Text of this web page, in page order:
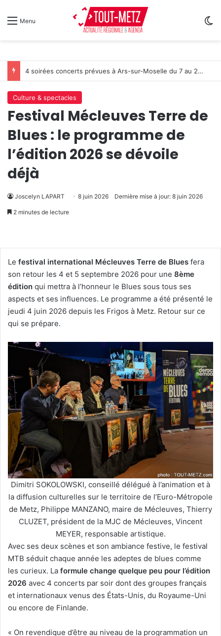
Menu
Metz : J-1 avant le cinéma plein air au Plan d’Eau
Culture & spectacles
Festival Mécleuves Terre de
Blues : le programme de
l’édition 2026 se dévoile
déjà
Joscelyn LAPART 8 juin 2026 Dernière mise à jour: 8 juin 2026
2 minutes de lecture
Le festival international Mécleuves Terre de Blues fera
son retour les 4 et 5 septembre 2026 pour une 8ème
édition qui mettra à l’honneur le Blues sous tous ses
aspects et ses influences. Le programme a été présenté le
jeudi 4 juin 2026 depuis les Frigos à Metz. Retour sur ce
qui se prépare.
Dimitri SOKOLOWSKI, conseillé délégué à l’animation et à
la diffusion culturelles sur le territoire de l’Euro-Métropole
de Metz, Philippe MANZANO, maire de Mécleuves, Thierry
CLUZET, président de la MJC de Mécleuves, Vincent
MEYER, responsable artistique.
Avec ses deux scènes et son ambiance festive, le festival
MTB séduit chaque année les adeptes de blues comme
les curieux. La formule change quelque peu pour l’édition
2026 avec 4 concerts par soir dont des groupes français
et internationaux venus des États-Unis, du Royaume-Uni
ou encore de Finlande.
« On revendique d’être au niveau de la programmation un